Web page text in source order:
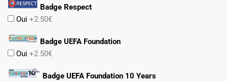
Badge Respect
Oui +2.50€
Badge UEFA Foundation
Oui +2.50€
Badge UEFA Foundation 10 Years